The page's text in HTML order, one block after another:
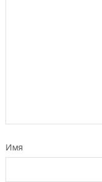
Имя